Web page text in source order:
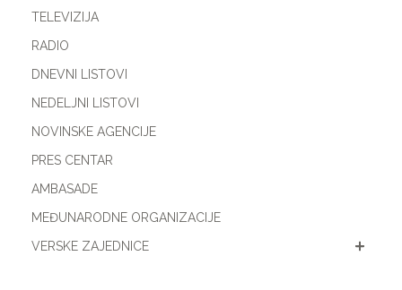
TELEVIZIJA
RADIO
DNEVNI LISTOVI
NEDELJNI LISTOVI
NOVINSKE AGENCIJE
PRES CENTAR
AMBASADE
MEĐUNARODNE ORGANIZACIJE
VERSKE ZAJEDNICE